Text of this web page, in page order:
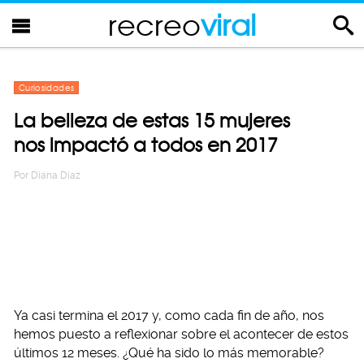
recreoviral
Curiosidades
La belleza de estas 15 mujeres
nos impactó a todos en 2017
Por Diana Diaz
Ya casi termina el 2017 y, como cada fin de año, nos
hemos puesto a reflexionar sobre el acontecer de estos
últimos 12 meses. ¿Qué ha sido lo más memorable?